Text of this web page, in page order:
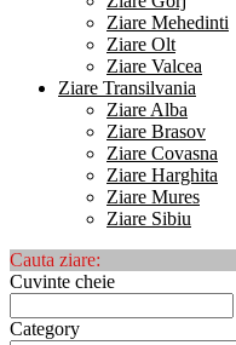
Ziare Mehedinti
Ziare Olt
Ziare Valcea
Ziare Transilvania
Ziare Alba
Ziare Brasov
Ziare Covasna
Ziare Harghita
Ziare Mures
Ziare Sibiu
Cauta ziare:
Cuvinte cheie
Category